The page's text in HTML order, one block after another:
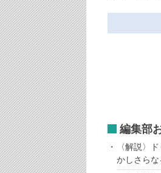
編集部
〈解説〉
かしさら